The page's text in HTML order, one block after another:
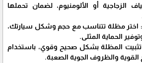
الزجاجية أو الألومنيوم، لضمان تحملها
اختر مظلة تتناسب مع حجم وشكل سيارتك،
الحماية المثلى.
تثبيت المظلة بشكل صحيح وقوي، باستخدام
القوية والظروف الجوية الصعبة.